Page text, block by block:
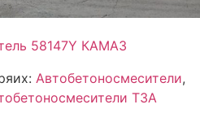
Автобетоносмесители,
ТЗА